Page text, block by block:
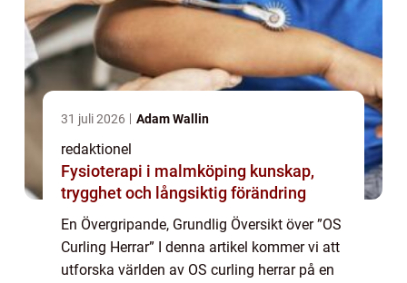
31 juli 2026 Adam Wallin
redaktionel
Fysioterapi i malmköping kunskap,
trygghet och långsiktig förändring
En Övergripande, Grundlig Översikt över ”OS
Curling Herrar” I denna artikel kommer vi att
utforska världen av OS curling herrar på en